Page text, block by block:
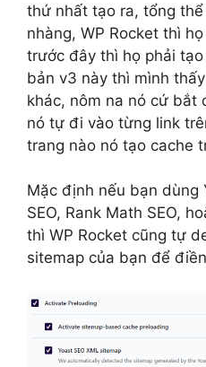
thứ nhất tạo ra, tổng
nhàng, WP Rocket thì
trước đây thì họ phải
bản v3 này thì mình
khác, nôm na nó cứ bắt
nó tự đi vào từng link
trang nào nó tạo cache
Mặc định nếu bạn dùng
SEO, Rank Math SEO,
thì WP Rocket cũng tự
sitemap của bạn để